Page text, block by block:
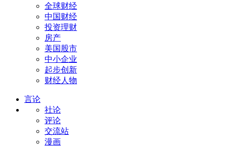
全球财经
中国财经
投资理财
房产
美国股市
中小企业
起步创新
财经人物
言论
社论
评论
交流站
漫画